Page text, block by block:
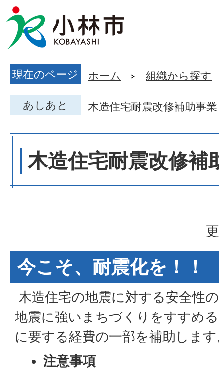
現在のページ ホーム 組織から探す
あしあと 木造住宅耐震改修補助事業
木造住宅耐震改修補
今こそ、耐震化を！！
木造住宅の地震に対する安全性
地震に強いまちづくりをすすめ
に要する経費の一部を補助しま
注意事項